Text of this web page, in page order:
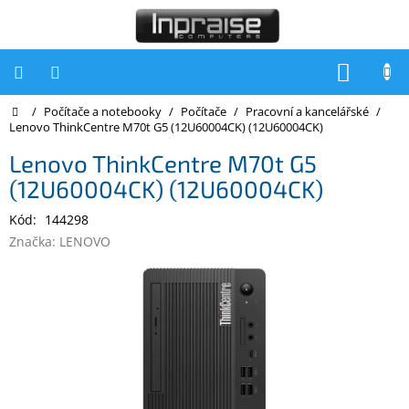
Počítače
Inpraise
Notebooky
Tiskárny
Domů
/ Počítače a notebooky / Počítače / Pracovní a kancelářské /
Lenovo ThinkCentre M70t G5 (12U60004CK) (12U60004CK)
Lenovo ThinkCentre M70t G5
(12U60004CK) (12U60004CK)
Kód: 144298
Značka: LENOVO